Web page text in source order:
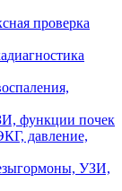
проверка
диагностика
функции почек
давление,
гормоны, УЗИ,